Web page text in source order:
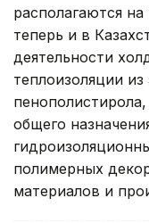
располагаются
теперь и в
деятельности
теплоизоляции
общего
полимерных
материалов и